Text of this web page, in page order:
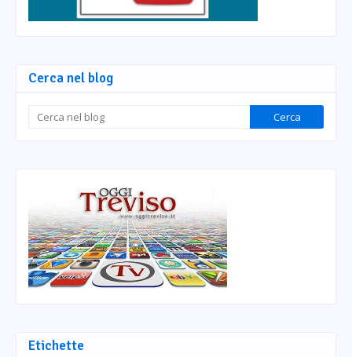
Cerca nel blog
Etichette